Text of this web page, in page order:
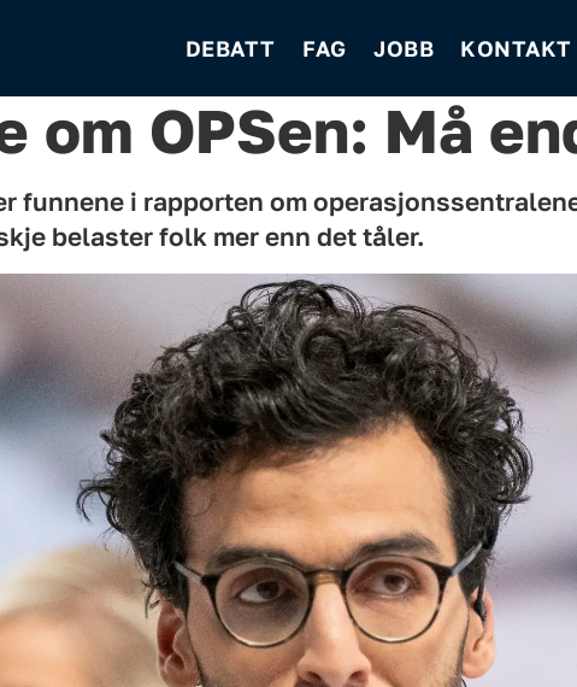
DEBATT FAG JOBB KONTAKT
om OPSen: Må
funnene i rapporten om
belaster folk mer enn det tåler.